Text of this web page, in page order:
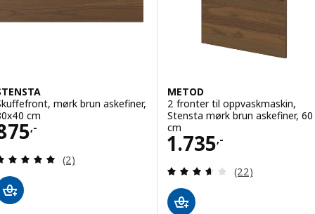
mørk brun askefiner,
cm
,-
875,-
Gjennomgang: 5 av 5 stjerner. Samlede
(2)
METOD
2 fronter til oppvaskmaskin,
Stensta mørk brun askefiner, 60
cm
1.735,-
Pris 1735,-
Gjennomgang:
(22)